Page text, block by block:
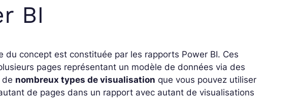
BI
du concept est constituée par les rapports Power BI. Ces
pages représentant un modèle de données via des
de nombreux types de visualisation que vous pouvez utiliser
de pages dans un rapport avec autant de visualisations